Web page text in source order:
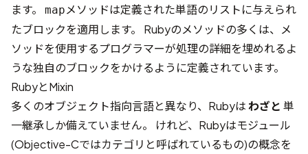
ます。 map メソッドは定義された単語のリストに与えられ
たブロックを適用します。 Rubyのメソッドの多くは、メ
ソッドを使用するプログラマーが処理の詳細を埋めれるよ
うな独自のブロックをかけるように定義されています。
RubyとMixin
多くのオブジェクト指向言語と異なり、Rubyはわざと 単
一継承しか備えていません。 けれど、Rubyはモジュール
(Objective-Cではカテゴリと呼ばれているもの)の概念を